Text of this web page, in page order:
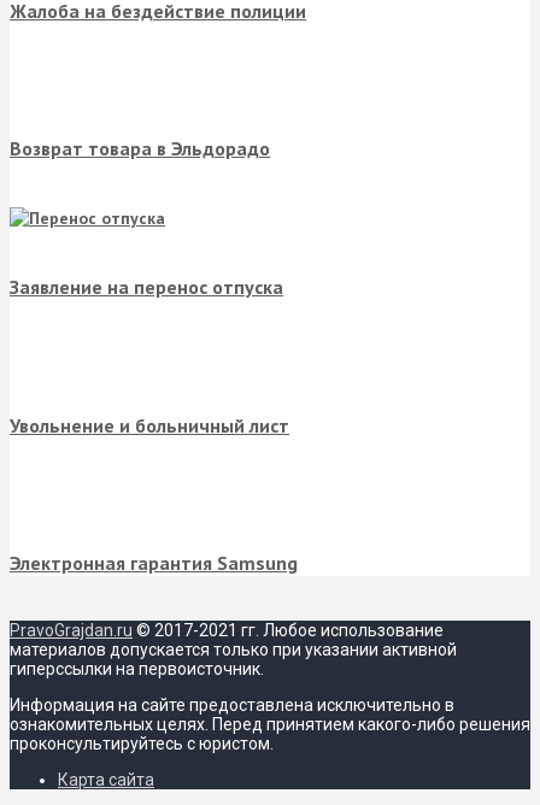
Жалоба на бездействие полиции
Возврат товара в Эльдорадо
Заявление на перенос отпуска
Увольнение и больничный лист
Электронная гарантия Samsung
PravoGrajdan.ru © 2017-2021 гг. Любое использование
материалов допускается только при указании активной
гиперссылки на первоисточник.
Информация на сайте предоставлена исключительно в
ознакомительных целях. Перед принятием какого-либо решения
проконсультируйтесь с юристом.
Карта сайта